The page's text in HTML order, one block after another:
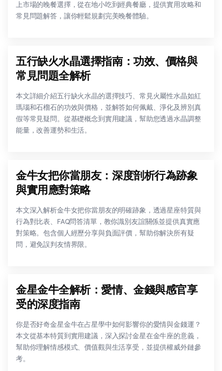
上市場的晚餐選擇，從在地小吃到經典餐廳，提供實用攻略和
常見問題解答，讓你輕鬆規劃完美晚餐體驗。
五行缺火水晶選擇指南：功效、價格與
常見問題全解析
本文詳細介紹五行缺火水晶的選擇技巧、常見火屬性水晶如紅
瑪瑙和石榴石的功效與價格，並解答如何佩戴、淨化及辨別真
假等常見疑問。從基礎概念到實用建議，幫助您透過水晶調整
能量，改善運勢和生活。
金牛女把你當朋友：深度剖析行為跡象
與實用應對策略
本文深入解析金牛女把你當朋友的明確跡象，透過星座特質與
行為對比表、FAQ問答清單，教你識別友誼關係並提供真實應
對策略。包含個人經歷分享與負面評價，幫助你解決所有疑
問，避免誤判友情界限。
金星金牛全解析：愛情、金錢與感官享
受的深度指南
你是否好奇金星金牛在占星學中如何影響你的愛情與金錢運？
本文從基本特質到實用建議，深入探討金星在金牛座的意義，
幫助你理解情感模式、價值觀與生活享受，並提供權威外鏈參
考。